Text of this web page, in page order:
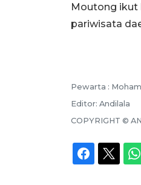
Moutong ikut
pariwisata
Pewarta :
Editor: Andilala
COPYRIGHT ©